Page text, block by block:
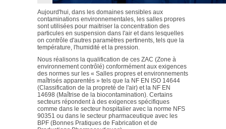
Aujourd'hui, dans les domaines sensibles aux
contaminations environnementales, les salles propres
sont utilisées pour maitriser la concentration des
particules en suspension dans l'air et dans lesquelles
on contrôle d'autres paramètres pertinents, tels que la
température, l'humidité et la pression.
Nous réalisons la qualification de ces ZAC (Zone à
environnement contrôlé) conformément aux exigences
des normes sur les « Salles propres et environnements
maîtrisés apparentés » tels que la NF EN ISO 14644
(Classification de la propreté de l'air) et la NF EN
14698 (Maîtrise de la biocontamination). Certains
secteurs répondent à des exigences spécifiques
comme dans le secteur hospitalier avec la norme NFS
90351 ou dans le secteur pharmaceutique avec les
BPF (Bonnes Pratiques de Fabrication et de